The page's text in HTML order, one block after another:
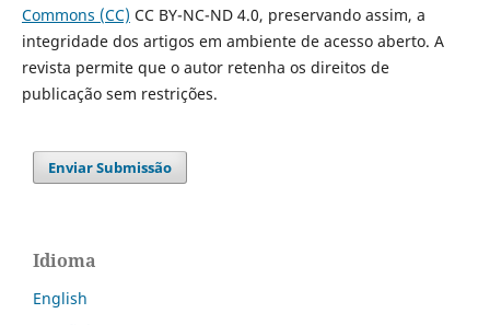
Commons (CC) CC BY-NC-ND 4.0, preservando assim, a
integridade dos artigos em ambiente de acesso aberto. A
revista permite que o autor retenha os direitos de
publicação sem restrições.
Enviar Submissão
Idioma
English